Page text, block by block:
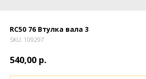
RC50 76 Втулка вала 3
SKU: 109297
540,00 р.